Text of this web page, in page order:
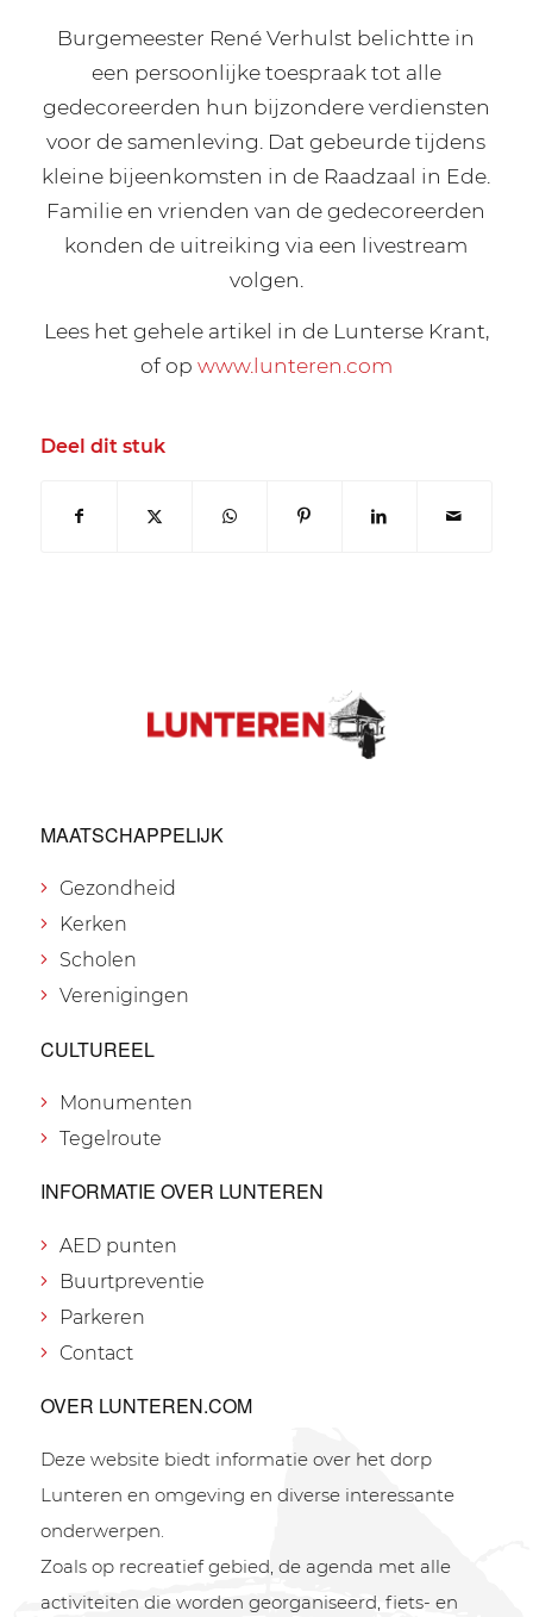
Burgemeester René Verhulst belichtte in
een persoonlijke toespraak tot alle
gedecoreerden hun bijzondere verdiensten
voor de samenleving. Dat gebeurde tijdens
kleine bijeenkomsten in de Raadzaal in Ede.
Familie en vrienden van de gedecoreerden
konden de uitreiking via een livestream
volgen.
Lees het gehele artikel in de Lunterse Krant,
of op www.lunteren.com
Deel dit stuk
MAATSCHAPPELIJK
Gezondheid
Kerken
Scholen
Verenigingen
CULTUREEL
Monumenten
Tegelroute
INFORMATIE OVER LUNTEREN
AED punten
Buurtpreventie
Parkeren
Contact
OVER LUNTEREN.COM
Deze website biedt informatie over het dorp
Lunteren en omgeving en diverse interessante
onderwerpen.
Zoals op recreatief gebied, de agenda met alle
activiteiten die worden georganiseerd, fiets- en